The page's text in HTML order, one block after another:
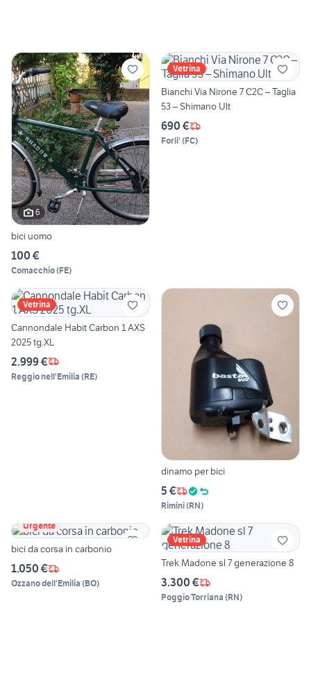
6
bici uomo
100 €
Comacchio(FE)
Vetrina
Bianchi Via Nirone 7 C2C – Taglia
53 – Shimano Ult
690 €
Forli' (FC)
Vetrina
Cannondale Habit Carbon 1 AXS
2025 tg.XL
2.999 €
Reggio nell'Emilia (RE)
dinamo per bici
5 €
Rimini(RN)
Urgente
bici da corsa in carbonio
1.050 €
Ozzano dell'Emilia (BO)
Vetrina
Trek Madone sl 7 generazione 8
3.300 €
Poggio Torriana (RN)